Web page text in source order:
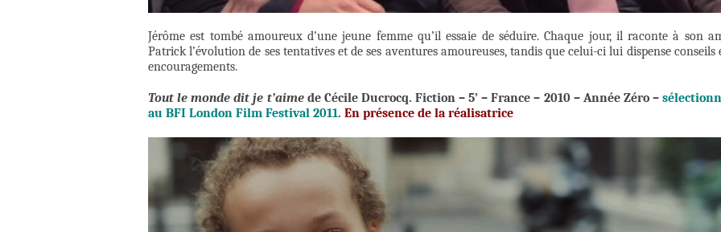
Jérôme est tombé amoureux d’une jeune femme qu’il essaie de séduire. Chaque jour, il raconte à son
Patrick l’évolution de ses tentatives et de ses aventures amoureuses, tandis que celui-ci lui dispense conseils
encouragements.
Tout le monde dit je t’aimede Cécile Ducrocq. Fiction – 5’ – France – 2010 – Année Zéro –s
au BFI London Film Festival 2011. En présence de la réalisatrice